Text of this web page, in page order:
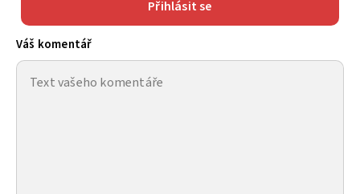
Přihlásit se
Váš komentář